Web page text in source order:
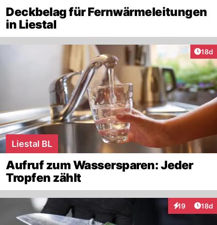
Deckbelag für Fernwärmeleitungen
in Liestal
18d
Liestal BL
Aufruf zum Wassersparen: Jeder
Tropfen zählt
19
Interaktionen
18d